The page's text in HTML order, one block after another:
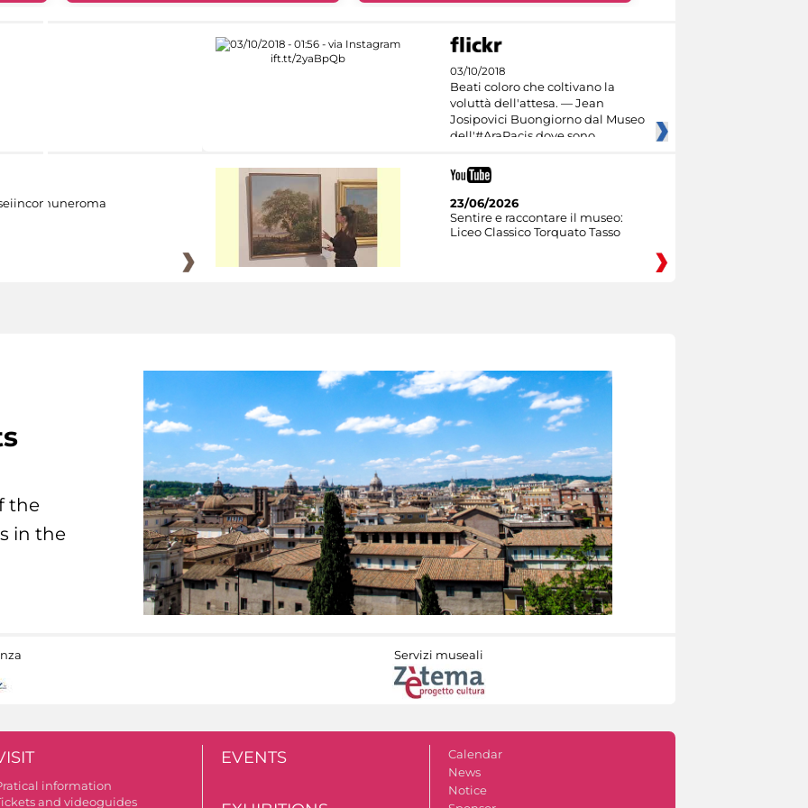
03/10/2018
Beati coloro che coltivano la
voluttà dell'attesa. — Jean
Josipovici Buongiorno dal Museo
dell'#AraPacis dove sono
23/06/2026
Sentire e raccontare il museo:
Liceo Classico Torquato Tasso
the
in the
Servizi museali
information
and videoguides
EVENTS
Calendar
News
Notice